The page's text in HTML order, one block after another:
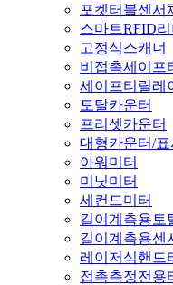
포켓터블센서
스마트RFID리
고정식스캐너
비접촉세이프
세이프티릴레
토탈카운터
프리셋카운터
대형카운터/표
아워미터
미닛미터
세컨드미터
길이계측용토
길이계측용센
레이저식핸드
접촉측정전용